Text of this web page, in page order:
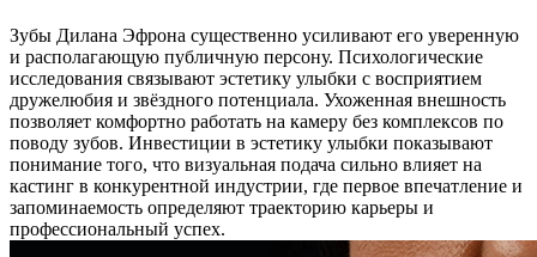
Зубы Дилана Эфрона существенно усиливают его уверенную
и располагающую публичную персону. Психологические
исследования связывают эстетику улыбки с восприятием
дружелюбия и звёздного потенциала. Ухоженная внешность
позволяет комфортно работать на камеру без комплексов по
поводу зубов. Инвестиции в эстетику улыбки показывают
понимание того, что визуальная подача сильно влияет на
кастинг в конкурентной индустрии, где первое впечатление и
запоминаемость определяют траекторию карьеры и
профессиональный успех.